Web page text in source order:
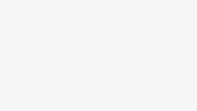
odbiorcom lub
zgodnie z terminami